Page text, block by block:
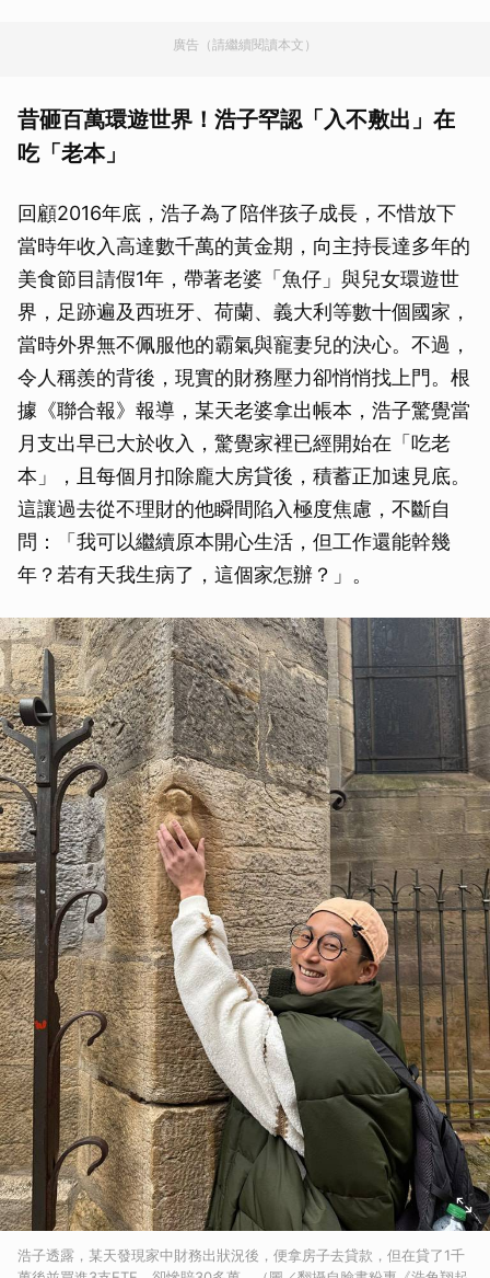
廣告（請繼續閱讀本文）
昔砸百萬環遊世界！浩子罕認「入不敷出」在
吃「老本」
回顧2016年底，浩子為了陪伴孩子成長，不惜放下
當時年收入高達數千萬的黃金期，向主持長達多年的
美食節目請假1年，帶著老婆「魚仔」與兒女環遊世
界，足跡遍及西班牙、荷蘭、義大利等數十個國家，
當時外界無不佩服他的霸氣與寵妻兒的決心。不過，
令人稱羨的背後，現實的財務壓力卻悄悄找上門。根
據《聯合報》報導，某天老婆拿出帳本，浩子驚覺當
月支出早已大於收入，驚覺家裡已經開始在「吃老
本」，且每個月扣除龐大房貸後，積蓄正加速見底。
這讓過去從不理財的他瞬間陷入極度焦慮，不斷自
問：「我可以繼續原本開心生活，但工作還能幹幾
年？若有天我生病了，這個家怎辦？」。
浩子透露，某天發現家中財務出狀況後，便拿房子去貸款，但在貸了1千